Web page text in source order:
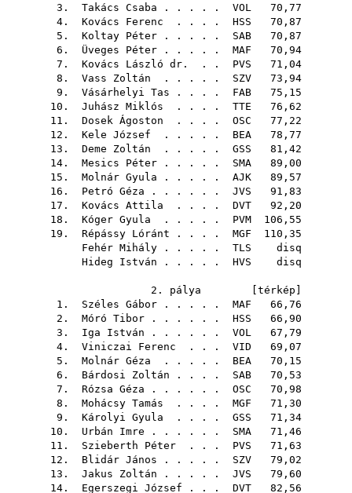
3. Takács Csaba . . . . . VOL 70,77
4. Kovács Ferenc . . . . HSS 70,87
5. Koltay Péter . . . . . SAB 70,87
6. Üveges Péter . . . . . MAF 70,94
7. Kovács László dr. . . PVS 71,04
8. Vass Zoltán . . . . . SZV 73,94
9. Vásárhelyi Tas . . . . FAB 75,15
10. Juhász Miklós . . . . TTE 76,62
11. Dosek Ágoston . . . . OSC 77,22
12. Kele József . . . . . BEA 78,77
13. Deme Zoltán . . . . . GSS 81,42
14. Mesics Péter . . . . . SMA 89,00
15. Molnár Gyula . . . . . AJK 89,57
16. Petró Géza . . . . . . JVS 91,83
17. Kovács Attila . . . . DVT 92,20
18. Kóger Gyula . . . . . PVM 106,55
19. Répássy Lóránt . . . . MGF 110,35
Fehér Mihály . . . . . TLS disq
Hideg István . . . . . HVS disq
2. pálya [ térkép
1. Széles Gábor . . . . . MAF 66,76
2. Móró Tibor . . . . . . HSS 66,90
3. Iga István . . . . . . VOL 67,79
4. Viniczai Ferenc . . . VID 69,07
5. Molnár Géza . . . . . BEA 70,15
6. Bárdosi Zoltán . . . . SAB 70,53
7. Rózsa Géza . . . . . . OSC 70,98
8. Mohácsy Tamás . . . . MGF 71,30
9. Károlyi Gyula . . . . GSS 71,34
10. Urbán Imre . . . . . . SMA 71,46
11. Szieberth Péter . . . PVS 71,63
12. Blidár János . . . . . SZV 79,02
13. Jakus Zoltán . . . . . JVS 79,60
14. Egerszegi József . . . DVT 82,56